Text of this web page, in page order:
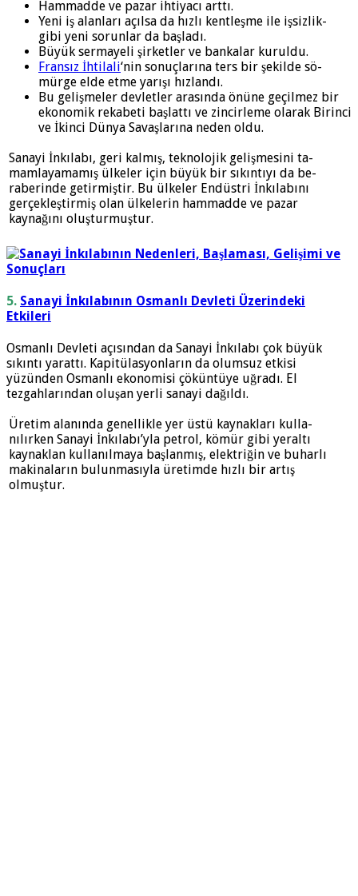
Hammadde ve pazar ihtiyacı arttı.
Yeni iş alanları açılsa da hızlı kentleşme ile işsizlik-
gibi yeni sorunlar da başladı.
Büyük sermayeli şirketler ve bankalar kuruldu.
Fransız İhtilali‘nin sonuçlarına ters bir şekilde sö­
mürge elde etme yarışı hızlandı.
Bu gelişmeler devletler arasında önüne geçilmez bir
ekonomik rekabeti başlattı ve zincirleme olarak Birinci
ve İkinci Dünya Savaşlarına neden oldu.
Sanayi İnkılabı, geri kalmış, teknolojik gelişmesini ta­
mamlayamamış ülkeler için büyük bir sıkıntıyı da be­
raberinde getirmiştir. Bu ülkeler Endüstri İnkılabını
gerçekleştirmiş olan ülkelerin hammadde ve pazar
kaynağını oluşturmuştur.
5. Sanayi İnkılabının Osmanlı Devleti Üzerindeki
Etkileri
Osmanlı Devleti açısından da Sanayi İnkılabı çok büyük
sıkıntı yarattı. Kapitülasyonların da olumsuz etkisi
yüzünden Osmanlı ekonomisi çöküntüye uğradı. El
tezgahlarından oluşan yerli sanayi dağıldı.
Üretim alanında genellikle yer üstü kaynakları kulla­
nılırken Sanayi İnkılabı’yla petrol, kömür gibi yeraltı
kaynaklan kullanılmaya başlanmış, elektriğin ve bu­harlı
makinaların bulunmasıyla üretimde hızlı bir artış
olmuştur.